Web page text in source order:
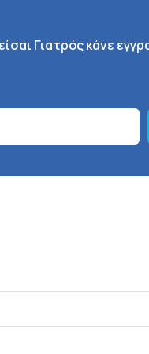
πλοήγηση
Γιατρός κάνε